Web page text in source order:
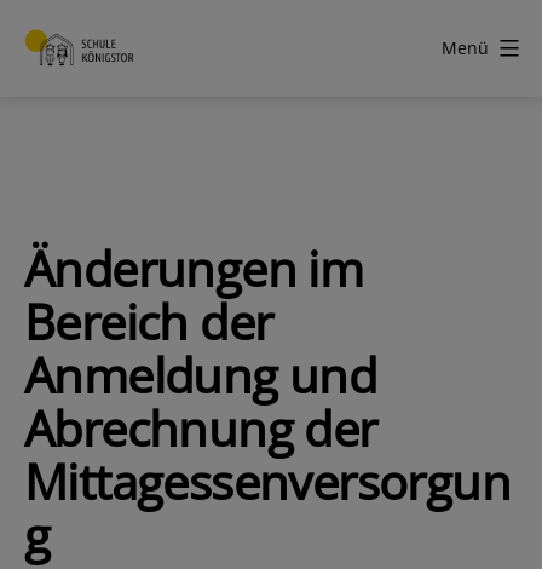
Inhalt
Menü
Änderungen im
Bereich der
Anmeldung und
Abrechnung der
Mittagessenversorgun
g